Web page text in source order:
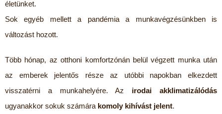
életünket.
Sok egyéb mellett a pandémia a munkavégzésünkben is
változást hozott.
Több hónap, az otthoni komfortzónán belül végzett munka után
az emberek jelentős része az utóbbi napokban elkezdett
visszatérni a munkahelyére. Az irodai akklimatizálódás
ugyanakkor sokuk számára komoly kihívást jelent.